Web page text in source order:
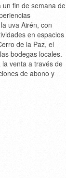
fin de semana de
uva Airén, con
en espacios
de la Paz, el
bodegas locales.
venta a través de
de abono y